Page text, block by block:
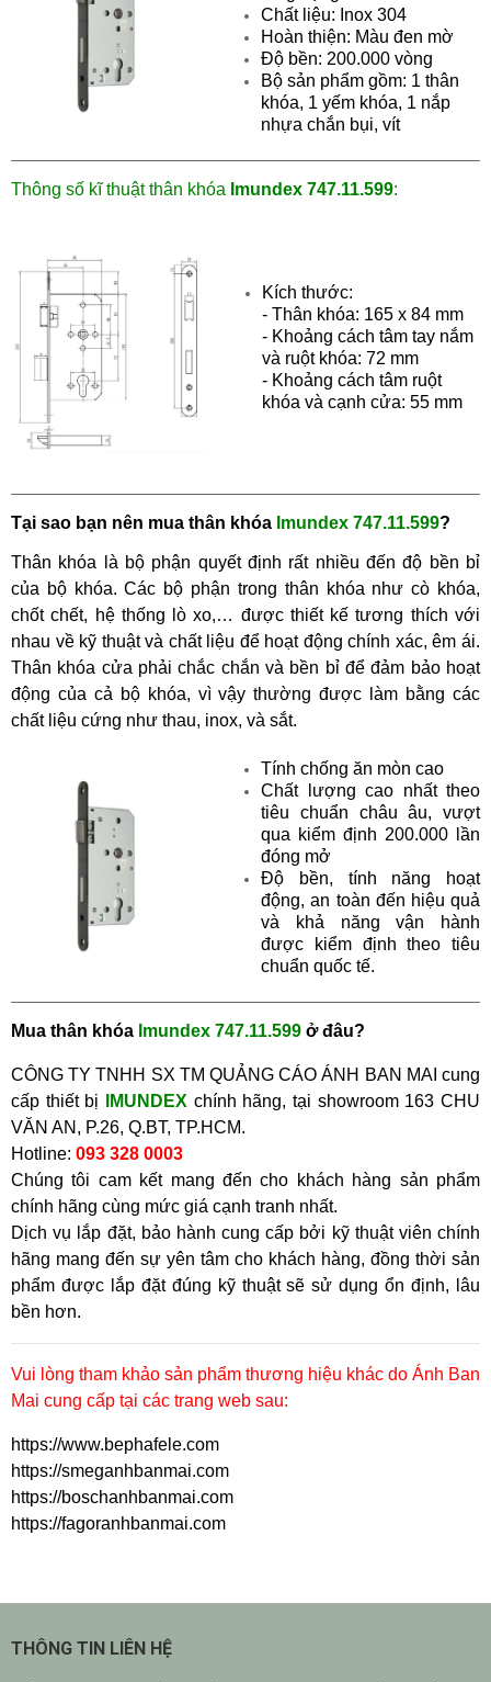
Chất liệu: Inox 304
Hoàn thiện: Màu đen mờ
Độ bền: 200.000 vòng
Bộ sản phẩm gồm: 1 thân
khóa, 1 yếm khóa, 1 nắp
nhựa chắn bụi, vít
Thông số kĩ thuậtthân khóa Imundex 747.11.599:
Kích thước:
- Thân khóa: 165 x 84 mm
- Khoảng cách tâm tay nắm
và ruột khóa: 72 mm
- Khoảng cách tâm ruột
khóa và cạnh cửa: 55 mm
Tại sao bạn nên mua thân khóa Imundex 747.11.599?
Thân khóa là bộ phận quyết định rất nhiều đến độ bền bỉ
của bộ khóa. Các bộ phận trong thân khóa như cò khóa,
chốt chết, hệ thống lò xo,… được thiết kế tương thích với
nhau về kỹ thuật và chất liệu để hoạt động chính xác, êm ái.
Thân khóa cửa phải chắc chắn và bền bỉ để đảm bảo hoạt
động của cả bộ khóa, vì vậy thường được làm bằng các
chất liệu cứng như thau, inox, và sắt.
Tính chống ăn mòn cao
Chất lượng cao nhất theo
tiêu chuẩn châu âu, vượt
qua kiểm định 200.000 lần
đóng mở
Độ bền, tính năng hoạt
động, an toàn đến hiệu quả
và khả năng vận hành
được kiểm định theo tiêu
chuẩn quốc tế.
Mua thân khóa Imundex 747.11.599 ở đâu?
CÔNG TY TNHH SX TM QUẢNG CÁO ÁNH BAN MAI cung
cấp thiết bị
IMUNDEX chính hãng, tại showroom 163 CHU
VĂN AN, P.26, Q.BT, TP.HCM.
Hotline: 093 328 0003
Chúng tôi cam kết mang đến cho khách hàng sản phẩm
chính hãng cùng mức giá cạnh tranh nhất.
Dịch vụ lắp đặt, bảo hành cung cấp bởi kỹ thuật viên chính
hãng mang đến sự yên tâm cho khách hàng, đồng thời sản
phẩm được lắp đặt đúng kỹ thuật sẽ sử dụng ổn định, lâu
bền hơn.
Vui lòng tham khảo sản phẩm thương hiệu khác do Ánh Ban
Mai cung cấp tại các trang web sau:
https://www.bephafele.com
https://smeganhbanmai.com
https://boschanhbanmai.com
https://fagoranhbanmai.com
THÔNG TIN LIÊN HỆ